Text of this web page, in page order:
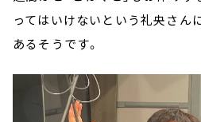
ってはいけないという礼央さん
あるそうです。